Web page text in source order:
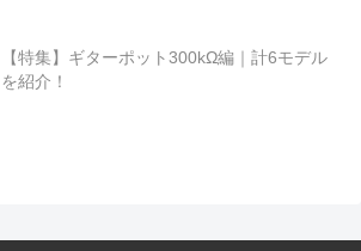
【特集】ギターポット300kΩ編｜計6モデル
を紹介！